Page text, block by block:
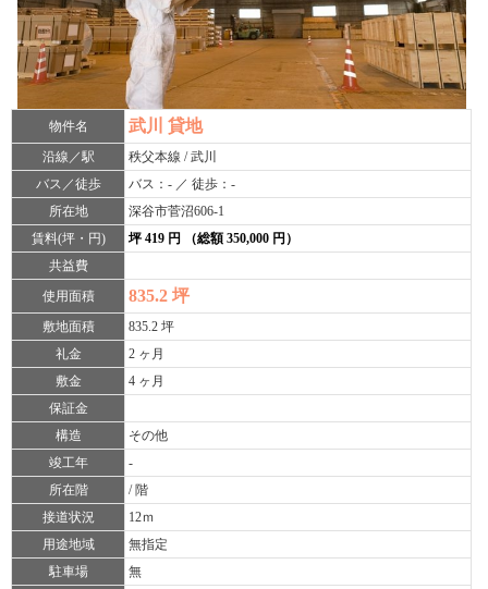
物件名 武川 貸地
沿線／駅
秩父本線 / 武川
バス／徒歩
バス：- ／ 徒歩：-
所在地
深谷市菅沼606-1
賃料(坪・円)
坪 419 円 （総額 350,000 円）
共益費
使用面積
835.2 坪
敷地面積
835.2 坪
礼金
2 ヶ月
敷金
4 ヶ月
保証金
構造
その他
竣工年
-
所在階
/ 階
接道状況
12ｍ
用途地域
無指定
駐車場
無